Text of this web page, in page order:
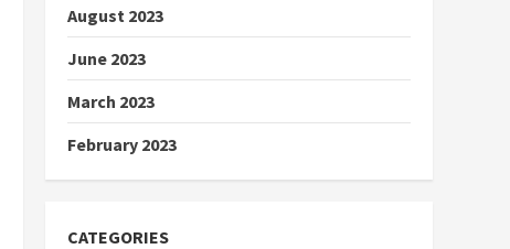
August 2023
June 2023
March 2023
February 2023
CATEGORIES